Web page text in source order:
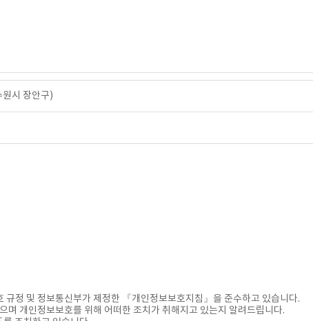
원시 장안구)
정 및 정보통신부가 제정한 『개인정보보호지침』을 준수하고 있습니다.
개인정보보호를 위해 어떠한 조치가 취해지고 있는지 알려드립니다.